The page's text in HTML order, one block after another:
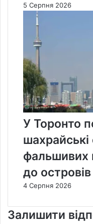
5 Серпня 2026
У Торонто
фальшивих
до островів
4 Серпня 2026
Залишити